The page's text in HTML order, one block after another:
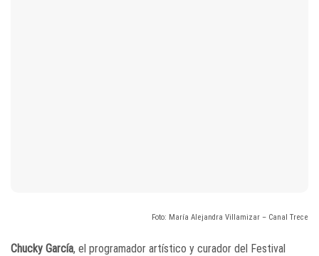
Foto: María Alejandra Villamizar – Canal Trece
Chucky García, el programador artístico y curador del Festival